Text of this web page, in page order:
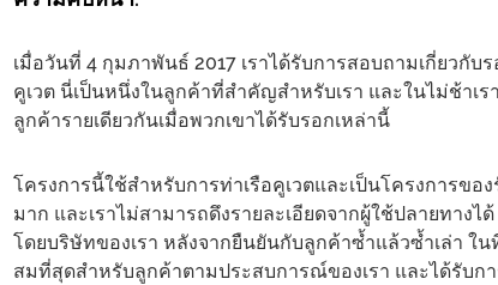
เมื่อวันที่ 4 กุมภาพันธ์ 2017 เราได้รับการสอบถามเกี่ยวกับ
คูเวต นี่เป็นหนึ่งในลูกค้าที่สำคัญสำหรับเรา และในไม่ช้าเ
ลูกค้ารายเดียวกันเมื่อพวกเขาได้รับรอกเหล่านี้
โครงการนี้ใช้สำหรับการท่าเรือคูเวตและเป็นโครงการข
มาก และเราไม่สามารถดึงรายละเอียดจากผู้ใช้ปลายทาง
โดยบริษัทของเรา หลังจากยืนยันกับลูกค้าซ้ำแล้วซ้ำเล่า ใ
สมที่สุดสำหรับลูกค้าตามประสบการณ์ของเรา และได้รับก